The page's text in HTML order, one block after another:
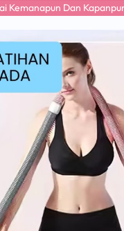
Kemanapun Dan